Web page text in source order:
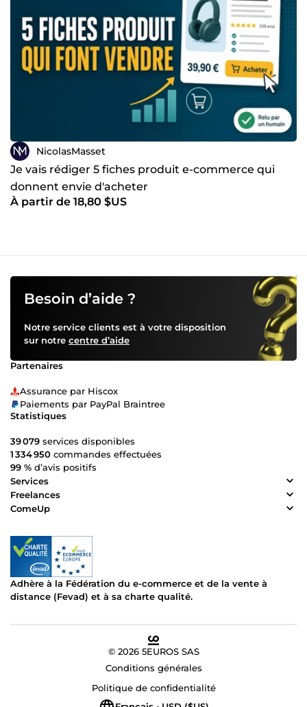
NicolasMasset
Je vais rédiger 5 fiches produit e-commerce qui
donnent envie d'acheter
À partir de 18,80 $US
Besoin d’aide ?
Notre service clients est à votre disposition
sur notre centre d’aide
Partenaires
Assurance par Hiscox
Paiements par PayPal Braintree
Statistiques
39 079 services disponibles
1 334 950 commandes effectuées
99 % d’avis positifs
Services
Freelances
ComeUp
Adhère à la Fédération du e-commerce et de la vente à
distance (Fevad) et à sa charte qualité.
© 2026 5EUROS SAS
Conditions générales
Politique de confidentialité